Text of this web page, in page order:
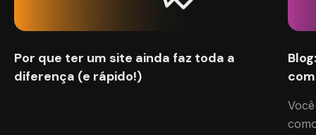
Por que ter um site ainda faz toda a
diferença (e rápido!)